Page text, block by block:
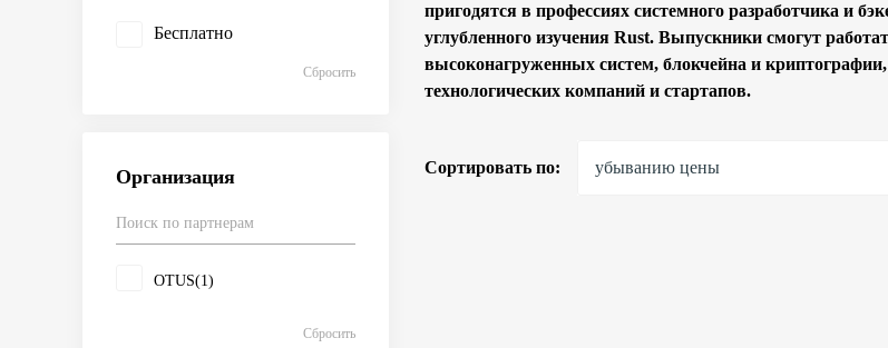
Бесплатно
Сбросить
Организация
OTUS(1)
Сбросить
пригодятся в профессиях системного разработчика и
углубленного изучения Rust. Выпускники смогут
высоконагруженных систем, блокчейна и
технологических компаний и стартапов.
Сортировать по: убыванию цены